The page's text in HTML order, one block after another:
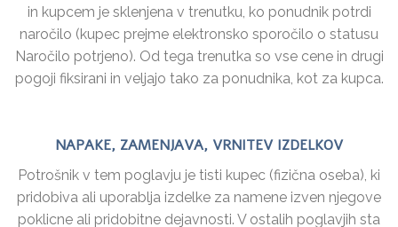
in kupcem je sklenjena v trenutku, ko ponudnik potrdi
naročilo (kupec prejme elektronsko sporočilo o statusu
Naročilo potrjeno). Od tega trenutka so vse cene in drugi
pogoji fiksirani in veljajo tako za ponudnika, kot za kupca.
NAPAKE, ZAMENJAVA, VRNITEV IZDELKOV
Potrošnik v tem poglavju je tisti kupec (fizična oseba), ki
pridobiva ali uporablja izdelke za namene izven njegove
poklicne ali pridobitne dejavnosti. V ostalih poglavjih sta